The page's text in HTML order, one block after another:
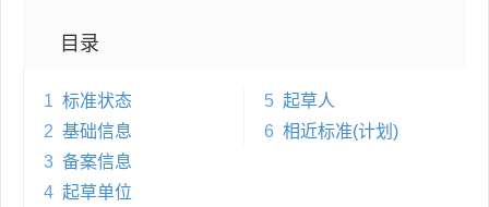
目录
1 标准状态
2 基础信息
3 备案信息
4 起草单位
5 起草人
6 相近标准(计划)